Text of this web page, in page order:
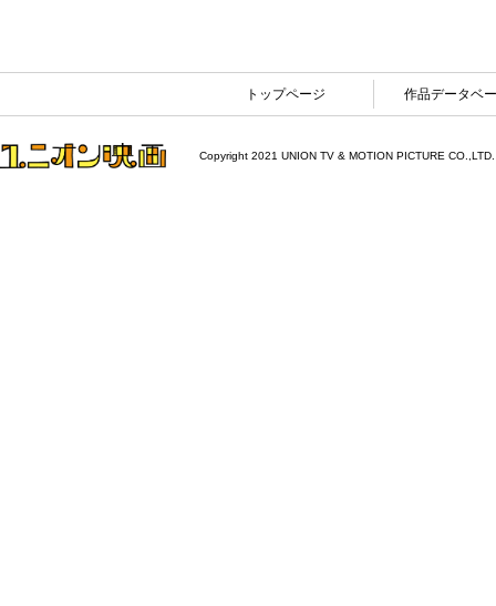
トップページ 作品データベ
Copyright 2021 UNION TV & MOTION PICTURE CO.,LTD.